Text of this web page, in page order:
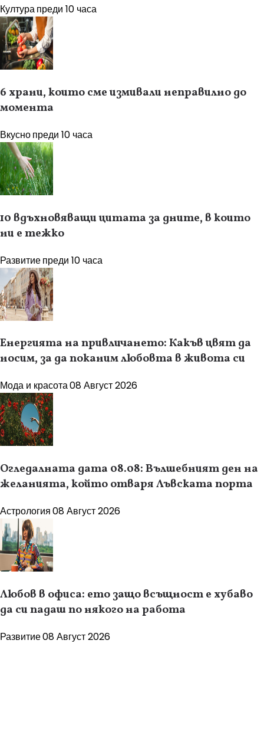
Културапреди 10 часа
6 храни, които сме измивали неправилно до
момента
Вкуснопреди 10 часа
10 вдъхновяващи цитата за дните, в които
ни е тежко
Развитиепреди 10 часа
Енергията на привличането: Какъв цвят да
носим, за да поканим любовта в живота си
Мода и красота08 Август 2026
Огледалната дата 08.08: Вълшебният ден на
желанията, който отваря Лъвската порта
Астрология08 Август 2026
Любов в офиса: ето защо всъщност е хубаво
да си падаш по някого на работа
Развитие08 Август 2026